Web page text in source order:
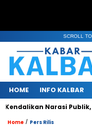
SCROLL
HOME INFO KALBAR
Narasi Publik,
Home / Pers Rilis